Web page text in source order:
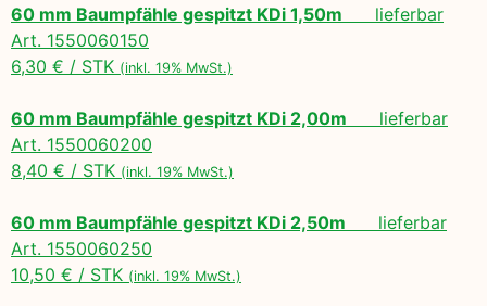
60 mm Baumpfähle gespitzt KDi 1,50m lieferbar
Art. 1550060150
6,30 € / STK (inkl. 19% MwSt.)
60 mm Baumpfähle gespitzt KDi 2,00m lieferbar
Art. 1550060200
8,40 € / STK (inkl. 19% MwSt.)
60 mm Baumpfähle gespitzt KDi 2,50m lieferbar
Art. 1550060250
10,50 € / STK (inkl. 19% MwSt.)